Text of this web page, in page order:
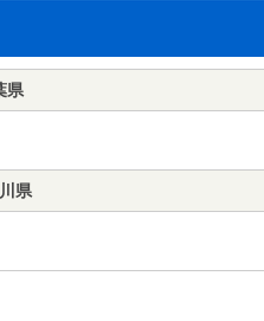
県
県